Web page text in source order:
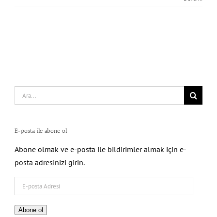
Search
for:
E-posta ile abone ol
Abone olmak ve e-posta ile bildirimler almak için e-
posta adresinizi girin.
posta
Adresi
Abone ol